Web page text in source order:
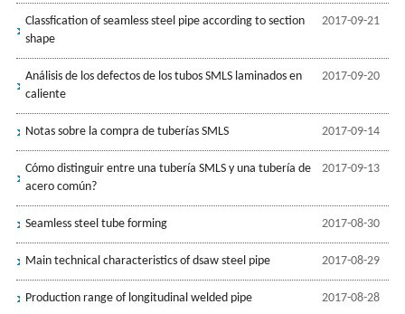
2017-09-21
Classfication of seamless steel pipe according to section
shape
2017-09-20
Análisis de los defectos de los tubos SMLS laminados en
caliente
2017-09-14
Notas sobre la compra de tuberías SMLS
2017-09-13
Cómo distinguir entre una tubería SMLS y una tubería de
acero común?
2017-08-30
Seamless steel tube forming
2017-08-29
Main technical characteristics of dsaw steel pipe
2017-08-28
Production range of longitudinal welded pipe